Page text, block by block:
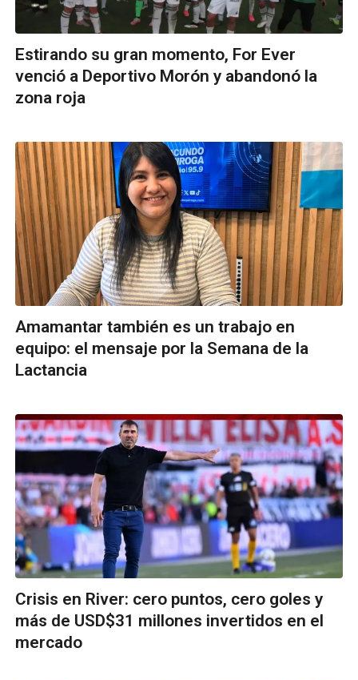
Estirando su gran momento, For Ever
venció a Deportivo Morón y abandonó la
zona roja
Amamantar también es un trabajo en
equipo: el mensaje por la Semana de la
Lactancia
Crisis en River: cero puntos, cero goles y
más de USD$31 millones invertidos en el
mercado